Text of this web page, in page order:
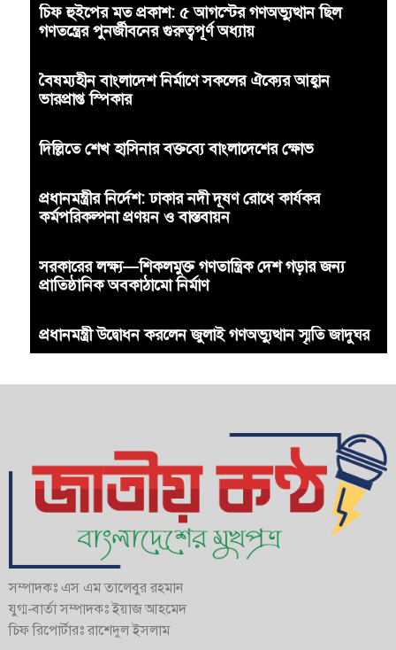
চিফ হুইপের মত প্রকাশ: ৫ আগস্টের গণঅভ্যুত্থান ছিল
গণতন্ত্রের পুনর্জীবনের গুরুত্বপূর্ণ অধ্যায়
বৈষম্যহীন বাংলাদেশ নির্মাণে সকলের ঐক্যের আহ্বান
ভারপ্রাপ্ত স্পিকার
দিল্লিতে শেখ হাসিনার বক্তব্যে বাংলাদেশের ক্ষোভ
প্রধানমন্ত্রীর নির্দেশ: ঢাকার নদী দূষণ রোধে কার্যকর
কর্মপরিকল্পনা প্রণয়ন ও বাস্তবায়ন
সরকারের লক্ষ্য—শিকলমুক্ত গণতান্ত্রিক দেশ গড়ার জন্য
প্রাতিষ্ঠানিক অবকাঠামো নির্মাণ
প্রধানমন্ত্রী উদ্বোধন করলেন জুলাই গণঅভ্যুত্থান স্মৃতি জাদুঘর
সম্পাদকঃ এস এম তালেবুর রহমান
যুগ্ম-বার্তা সম্পাদকঃ ইয়াজ আহমেদ
চিফ রিপোর্টারঃ রাশেদুল ইসলাম